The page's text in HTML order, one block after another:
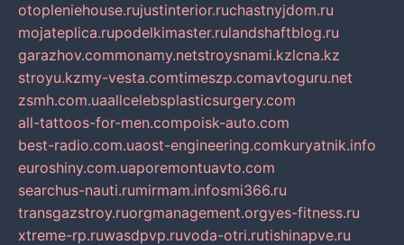
otopleniehouse.rujustinterior.ruchastnyjdom.ru
mojateplica.rupodelkimaster.rulandshaftblog.ru
garazhov.commonamy.netstroysnami.kzlcna.kz
stroyu.kzmy-vesta.comtimeszp.comavtoguru.net
zsmh.com.uaallcelebsplasticsurgery.com
all-tattoos-for-men.compoisk-auto.com
best-radio.com.uaost-engineering.comkuryatnik.info
euroshiny.com.uaporemontuavto.com
searchus-nauti.rumirmam.infosmi366.ru
transgazstroy.ruorgmanagement.orgyes-fitness.ru
xtreme-rp.ruwasdpvp.ruvoda-otri.rutishinapve.ru